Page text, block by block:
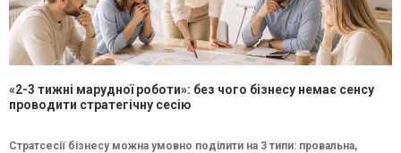
«2-3 тижні марудної роботи»: без чого бізнесу немає сенсу
проводити стратегічну сесію
Стратсесії бізнесу можна умовно поділити на 3 типи: провальна,